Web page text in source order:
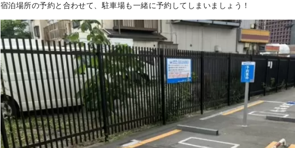
宿泊場所の予約と合わせて、駐車場も一緒に予約してしまいましょう！